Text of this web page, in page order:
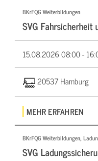
BKrFQG Weiterbildungen
SVG Fahrsicherheit
15.08.202608:00 -
20537 Hamburg
MEHR ERFAHREN
BKrFQG Weiterbildungen,
SVG